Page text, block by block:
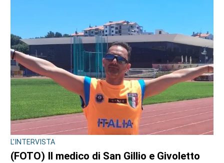
L'INTERVISTA
(FOTO) Il medico di San Gillio e Givoletto